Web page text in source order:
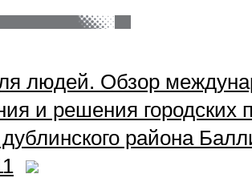
людей. Обзор
и решения городских
района